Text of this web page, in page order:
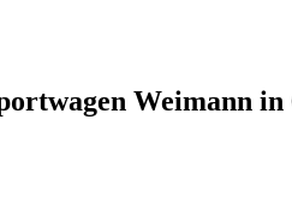
Weimann